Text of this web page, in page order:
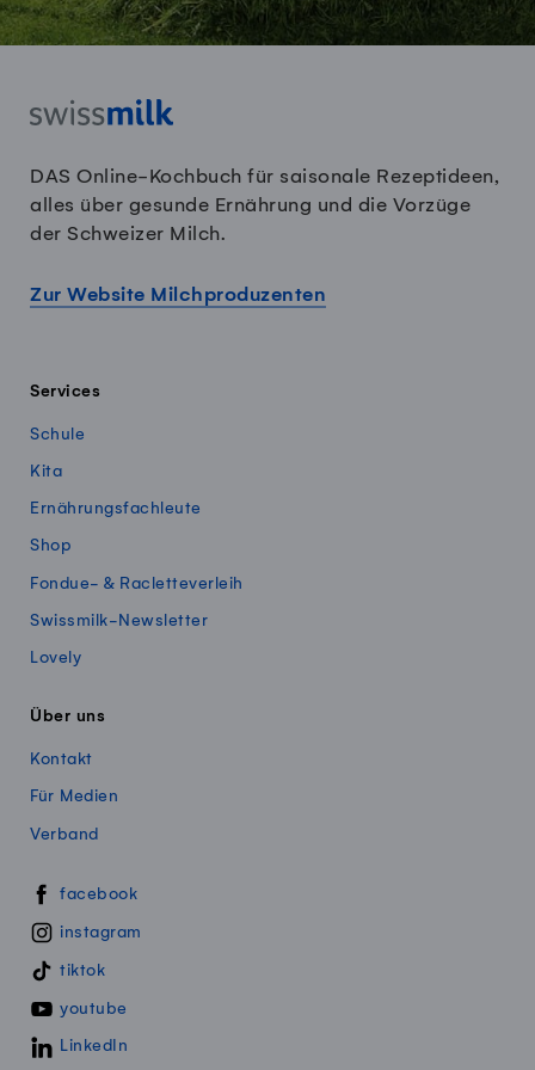
DAS Online-Kochbuch für saisonale Rezeptideen,
alles über gesunde Ernährung und die Vorzüge
der Schweizer Milch.
Zur Website Milchproduzenten
Services
Schule
Kita
Ernährungsfachleute
Shop
Fondue- & Racletteverleih
Swissmilk-Newsletter
Lovely
Über uns
Kontakt
Für Medien
Verband
Swissmillk auf Social Media
facebook
instagram
tiktok
youtube
LinkedIn